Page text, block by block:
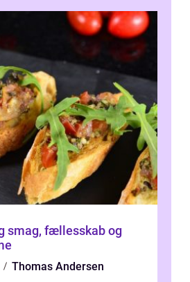
Thomas Andersen